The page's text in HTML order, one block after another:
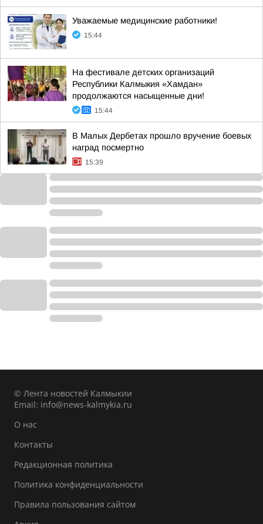
Уважаемые медицинские работники!
15:44
На фестивале детских организаций
Республики Калмыкия «Хамдан»
продолжаются насыщенные дни!
15:44
В Малых Дербетах прошло вручение боевых
наград посмертно
15:39
© Лента новостей Калмыкии
Email: info@news-kalmykia.ru
О нас
Контакты
Редакционная политика
Политика конфиденциальности
Правила пользования сайтом